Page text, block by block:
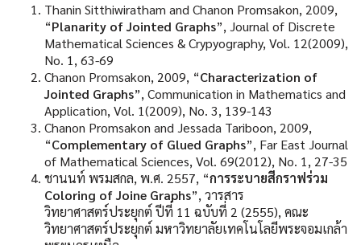
Thanin Sitthiwiratham and Chanon Promsakon, 2009,
“Planarity of Jointed Graphs”, Journal of Discrete
Mathematical Sciences & Crypyography, Vol. 12(2009),
No. 1, 63-69
Chanon Promsakon, 2009, “Characterization of
Jointed Graphs”, Communication in Mathematics and
Application, Vol. 1(2009), No. 3, 139-143
Chanon Promsakon and Jessada Tariboon, 2009,
“Complementary of Glued Graphs”, Far East Journal
of Mathematical Sciences, Vol. 69(2012), No. 1, 27-35
ชานนท์ พรมสกล, พ.ศ. 2557, “การระบายสีกราฟร่วม
Coloring of Joine Graphs”, วารสาร
วิทยาศาสตร์ประยุกต์ ปีที่ 11 ฉบับที่ 2 (2555), คณะ
วิทยาศาสตร์ประยุกต์ มหาวิทยาลัยเทคโนโลยีพระจอมเกล้า